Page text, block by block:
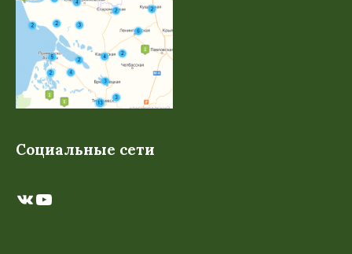
Социальные сети
ВКонтакте
YouTube